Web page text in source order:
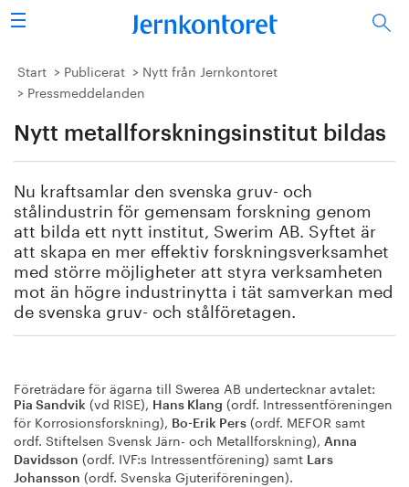
Sök
Stålindustrin
Forskning/utbildning
Energi/miljö
Vi tycker
Publicerat
Bildbank
Om oss
Start Publicerat
Nytt från Jernkontoret
Pressmeddelanden
Nytt metallforskningsinstitut bildas
Nu kraftsamlar den svenska gruv- och
stålindustrin för gemensam forskning genom
att bilda ett nytt institut, Swerim AB. Syftet är
att skapa en mer effektiv forskningsverksamhet
med större möjligheter att styra verksamheten
mot än högre industrinytta i tät samverkan med
de svenska gruv- och stålföretagen.
Företrädare för ägarna till Swerea AB undertecknar avtalet:
Pia Sandvik (vd RISE), Hans Klang (ordf. Intressentföreningen
för Korrosionsforskning), Bo-Erik Pers (ordf. MEFOR samt
ordf. Stiftelsen Svensk Järn- och Metallforskning), Anna
Davidsson (ordf. IVF:s Intressentförening) samt Lars
Johansson (ordf. Svenska Gjuteriföreningen).